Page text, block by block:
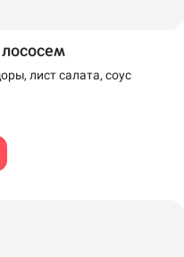
лист салата, соус